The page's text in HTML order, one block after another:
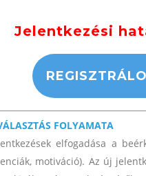
Jelentkezési
FOLYAMATA
elfogadása a
motiváció). Az új